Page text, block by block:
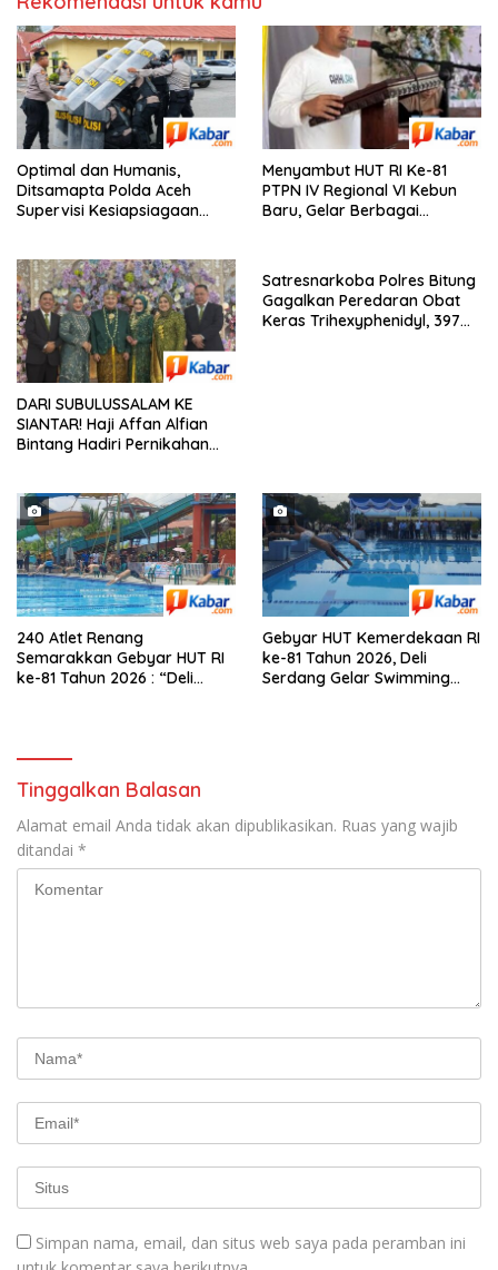
Optimal dan Humanis,
Ditsamapta Polda Aceh
Supervisi Kesiapsiagaan
Menyambut HUT RI Ke-81
PTPN IV Regional VI Kebun
Baru, Gelar Berbagai
DARI SUBULUSSALAM KE
SIANTAR! Haji Affan Alfian
Bintang Hadiri Pernikahan
Satresnarkoba Polres Bitung
Gagalkan Peredaran Obat
Keras Trihexyphenidyl, 397
240 Atlet Renang
Semarakkan Gebyar HUT RI
ke-81 Tahun 2026 : “Deli
Gebyar HUT Kemerdekaan RI
ke-81 Tahun 2026, Deli
Serdang Gelar Swimming
Tinggalkan Balasan
Alamat email Anda tidak akan dipublikasikan. Ruas yang wajib
ditandai *
Simpan nama, email, dan situs web saya pada peramban ini